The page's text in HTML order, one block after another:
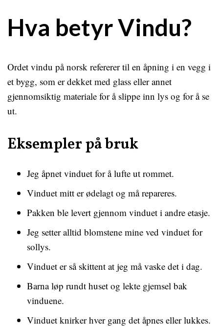
Hva betyr Vindu?
Ordet vindu på norsk refererer til en åpning i en vegg i
et bygg, som er dekket med glass eller annet
gjennomsiktig materiale for å slippe inn lys og for å se
ut.
Eksempler på bruk
Jeg åpnet vinduet for å lufte ut rommet.
Vinduet mitt er ødelagt og må repareres.
Pakken ble levert gjennom vinduet i andre etasje.
Jeg setter alltid blomstene mine ved vinduet for
sollys.
Vinduet er så skittent at jeg må vaske det i dag.
Barna løp rundt huset og lekte gjemsel bak
vinduene.
Vinduet knirker hver gang det åpnes eller lukkes.